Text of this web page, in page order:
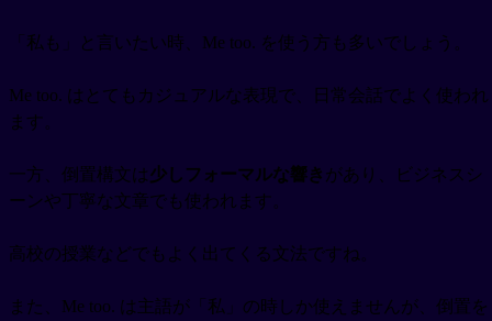
「私も」と言いたい時、Me too. を使う方も多いでしょう。
Me too. はとてもカジュアルな表現で、日常会話でよく使われ
ます。
一方、倒置構文は少しフォーマルな響き があり、ビジネスシ
ーンや丁寧な文章でも使われます。
高校の授業などでもよく出てくる文法ですね。
また、Me too. は主語が「私」の時しか使えませんが、倒置を